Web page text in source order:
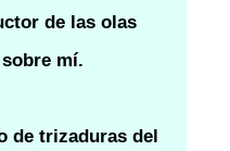
de las olas
mí.
de trizaduras del